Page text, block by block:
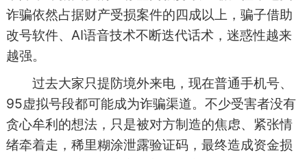
诈骗依然占据财产受损案件的四成以上，骗子借助
改号软件、AI语音技术不断迭代话术，迷惑性越来
越强。
过去大家只提防境外来电，现在普通手机号、
95虚拟号段都可能成为诈骗渠道。不少受害者没有
贪心牟利的想法，只是被对方制造的焦虑、紧张情
绪牵着走，稀里糊涂泄露验证码，最终造成资金损